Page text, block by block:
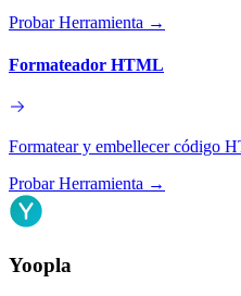
Probar Herramienta →
Formateador HTML
Formatear y embellecer código
Probar Herramienta →
Yoopla